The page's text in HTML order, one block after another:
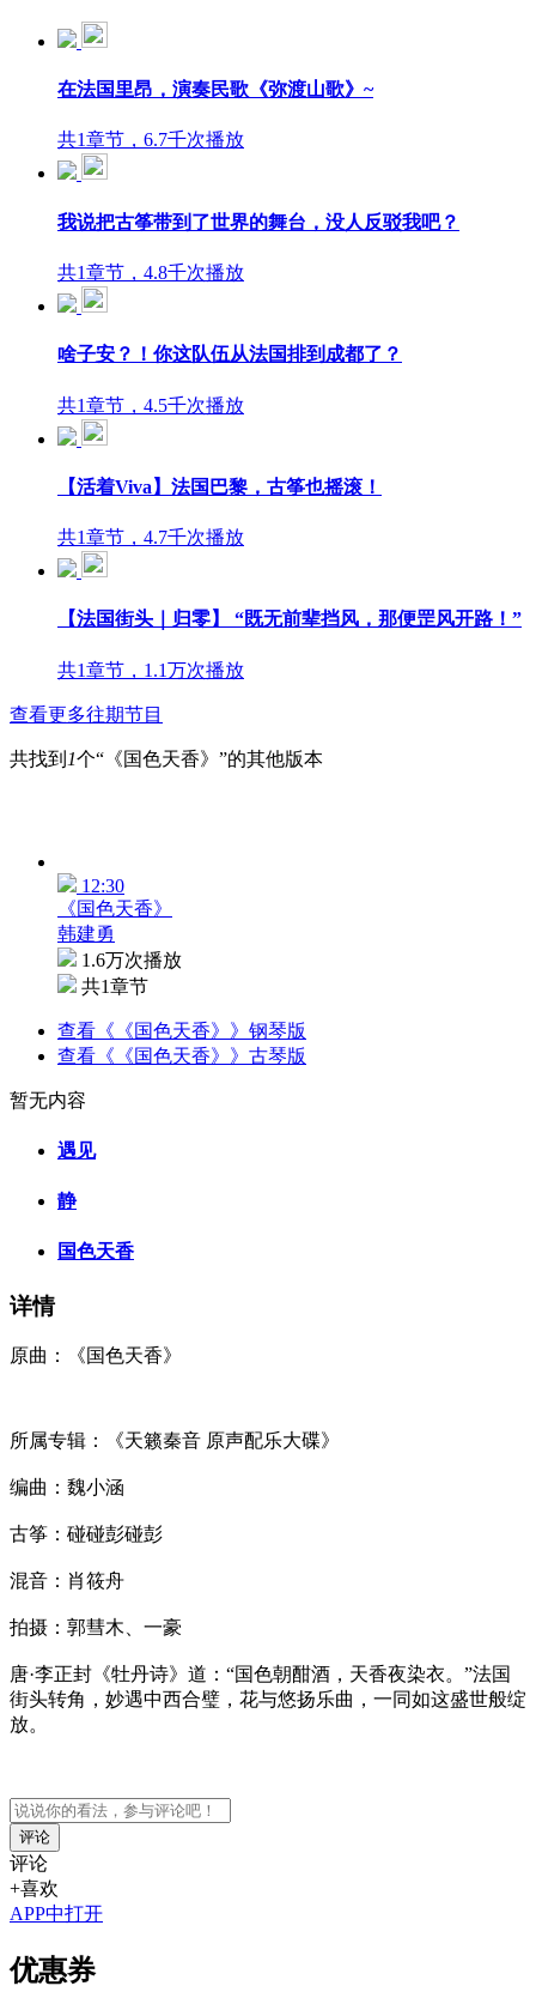
在法国里昂，演奏民歌《弥渡山歌》~
共1章节，6.7千次播放
我说把古筝带到了世界的舞台，没人反驳我吧？
共1章节，4.8千次播放
啥子安？！你这队伍从法国排到成都了？
共1章节，4.5千次播放
【活着Viva】法国巴黎，古筝也摇滚！
共1章节，4.7千次播放
【法国街头｜归零】 “既无前辈挡风，那便罡风开路！”
共1章节，1.1万次播放
查看更多往期节目
共找到 1个“《国色天香》”的其他版本
12:30
《国色天香》
韩建勇
1.6万次播放
共1章节
查看《《国色天香》》钢琴版
查看《《国色天香》》古琴版
暂无内容
遇见
静
国色天香
详情
原曲：《国色天香》
所属专辑：《天籁秦音 原声配乐大碟》
编曲：魏小涵
古筝：碰碰彭碰彭
混音：肖筱舟
拍摄：郭彗木、一豪
唐·李正封《牡丹诗》道：“国色朝酣酒，天香夜染衣。”法国
街头转角，妙遇中西合璧，花与悠扬乐曲，一同如这盛世般绽
放。
评论
评论
+喜欢
APP中打开
优惠券